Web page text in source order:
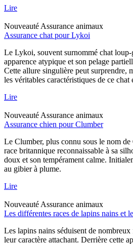
Lire
Nouveauté Assurance animaux
Assurance chat pour Lykoi
Le Lykoi, souvent surnommé chat
apparence atypique et son pelage
Cette allure singulière peut surprendre,
les véritables caractéristiques de ce chat
Lire
Nouveauté Assurance animaux
Assurance chien pour Clumber
Le Clumber, plus connu sous le nom
race britannique reconnaissable à sa
doux et son tempérament calme.
au gibier à plume.
Lire
Nouveauté Assurance animaux
Les différentes races de lapins nains et
Les lapins nains séduisent de
leur caractère attachant. Derrière cette